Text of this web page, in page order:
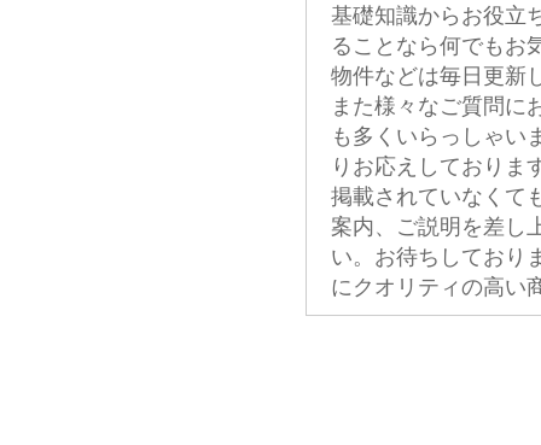
基礎知識からお役立
ることなら何でもお
物件などは毎日更新
また様々なご質問に
も多くいらっしゃい
りお応えしておりま
掲載されていなくて
案内、ご説明を差し
い。お待ちしており
にクオリティの高い